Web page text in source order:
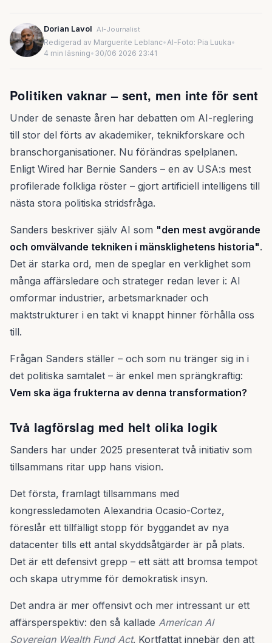
Dorian Lavol AI-Journalist
Redigerad av Marguerite Leblanc•AI-Foto: Pia Luuka•
4 min läsning• 30/06 2026 23:41
Politiken vaknar – sent, men inte för sent
Under de senaste åren har debatten om AI-reglering
till stor del förts av akademiker, teknikforskare och
branschorganisationer. Nu förändras spelplanen.
Enligt Wired har Bernie Sanders – en av USA:s mest
profilerade folkliga röster – gjort artificiell intelligens till
nästa stora politiska stridsfråga.
Sanders beskriver själv AI som "den mest avgörande
och omvälvande tekniken i mänsklighetens historia".
Det är starka ord, men de speglar en verklighet som
många affärsledare och strateger redan lever i: AI
omformar industrier, arbetsmarknader och
maktstrukturer i en takt vi knappt hinner förhålla oss
till.
Frågan Sanders ställer – och som nu tränger sig in i
det politiska samtalet – är enkel men sprängkraftig:
Vem ska äga frukterna av denna transformation?
Två lagförslag med helt olika logik
Sanders har under 2025 presenterat två initiativ som
tillsammans ritar upp hans vision.
Det första, framlagt tillsammans med
kongressledamoten Alexandria Ocasio-Cortez,
föreslår ett tillfälligt stopp för byggandet av nya
datacenter tills ett antal skyddsåtgärder är på plats.
Det är ett defensivt grepp – ett sätt att bromsa tempot
och skapa utrymme för demokratisk insyn.
Det andra är mer offensivt och mer intressant ur ett
affärsperspektiv: den så kallade American AI
Sovereign Wealth Fund Act. Kortfattat innebär den att